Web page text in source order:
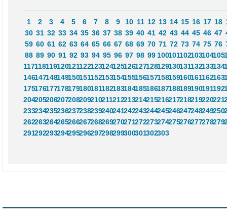
1 2 3 4 5 6 7 8 9 10 11 12 13 14 15 16 17 18
30 31 32 33 34 35 36 37 38 39 40 41 42 43 44 45 46 47
59 60 61 62 63 64 65 66 67 68 69 70 71 72 73 74 75 76
88 89 90 91 92 93 94 95 96 97 98 99 100101102103104105
117118119120121122123124125126127128129130131132133134
146147148149150151152153154155156157158159160161162163
175176177178179180181182183184185186187188189190191192
204205206207208209210211212213214215216217218219220221
233234235236237238239240241242243244245246247248249250
262263264265266267268269270271272273274275276277278279
291292293294295296297298299300301302303